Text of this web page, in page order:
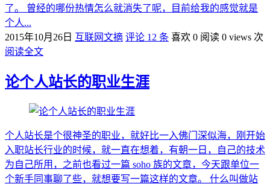
了。 曾经的哪份热情怎么就消失了呢，目前给我的感觉就是
个人...
2015年10月26日 互联网文摘 评论 12 条 喜欢 0 阅读 0 views 次
阅读全文
论个人站长的职业生涯
个人站长是个很神圣的职业，就好比一入佛门深似海，刚开始
入职站长行业的时候，就一直在想着，有朝一日，自己的技术
为自己所用，之前也看过一篇 soho 族的文章，今天跟单位一
个新手同事聊了些，就想要写一篇这样的文章。 什么叫做站